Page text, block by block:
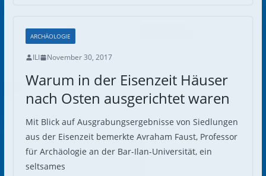
ARCHÄOLOGIE
ILI November 30, 2017
Warum in der Eisenzeit Häuser
nach Osten ausgerichtet waren
Mit Blick auf Ausgrabungsergebnisse von Siedlungen
aus der Eisenzeit bemerkte Avraham Faust, Professor
für Archäologie an der Bar-Ilan-Universität, ein
seltsames